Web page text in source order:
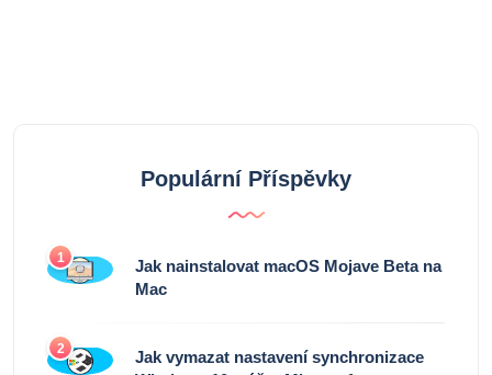
Populární Příspěvky
1
Jak nainstalovat macOS Mojave Beta na
Mac
2
Jak vymazat nastavení synchronizace